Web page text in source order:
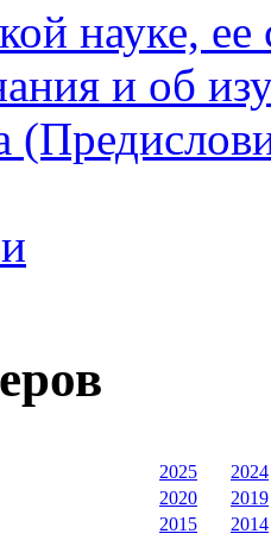
науке,
и об
2025
2024
2020
2019
2015
2014